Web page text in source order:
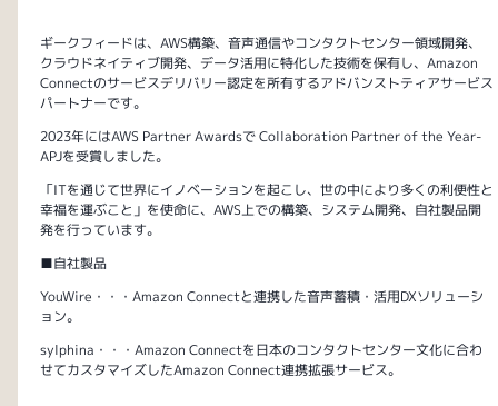
ギークフィードは、AWS構築、音声通信やコンタクトセンター領域開発、
クラウドネイティブ開発、データ活用に特化した技術を保有し、Amazon
Connectのサービスデリバリー認定を所有するアドバンストティアサービス
パートナーです。
2023年にはAWS Partner Awardsで Collaboration Partner of the Year-
APJを受賞しました。
「ITを通じて世界にイノベーションを起こし、世の中により多くの利便性と
幸福を運ぶこと」を使命に、AWS上での構築、システム開発、自社製品開
発を行っています。
■自社製品
YouWire・・・Amazon Connectと連携した音声蓄積・活用DXソリューシ
ョン。
sylphina・・・Amazon Connectを日本のコンタクトセンター文化に合わ
せてカスタマイズしたAmazon Connect連携拡張サービス。